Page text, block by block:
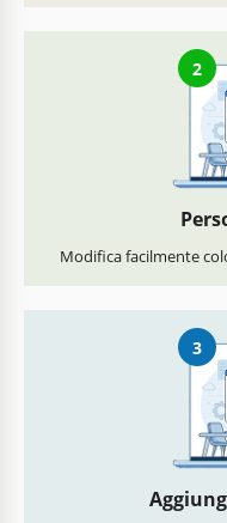
2
Modifica facilmente
3